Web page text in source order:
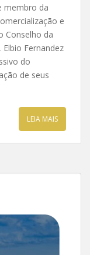
membro da
e
Conselho da
Fernandez
do
de seus
LEIA MAIS